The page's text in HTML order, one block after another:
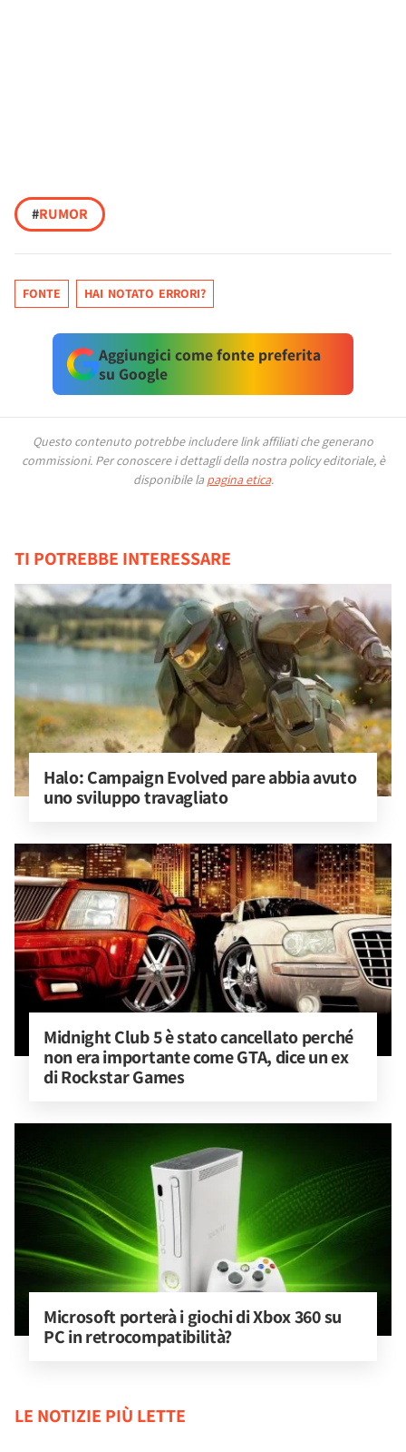
#RUMOR
FONTE HAI NOTATO ERRORI?
Aggiungici come fonte preferita
su Google
Questo contenuto potrebbe includere link affiliati che generano
commissioni. Per conoscere i dettagli della nostra policy editoriale, è
disponibile la pagina etica.
TI POTREBBE INTERESSARE
Halo: Campaign Evolved pare abbia avuto
uno sviluppo travagliato
Midnight Club 5 è stato cancellato perché
non era importante come GTA, dice un ex
di Rockstar Games
Microsoft porterà i giochi di Xbox 360 su
PC in retrocompatibilità?
LE NOTIZIE PIÙ LETTE